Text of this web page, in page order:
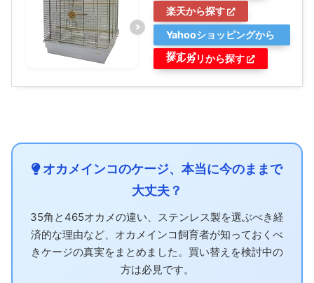
楽天から探す
Yahooショッピングから
探す
メルカリから探す
オカメインコのケージ、本当に今のままで
大丈夫？
35角と465オカメの違い、ステンレス製を選ぶべき経
済的な理由など、オカメインコ飼育者が知っておくべ
きケージの真実をまとめました。買い替えを検討中の
方は必見です。